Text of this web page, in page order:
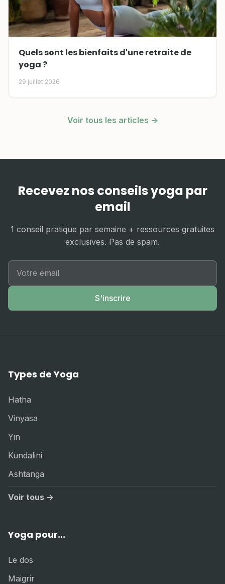
Quels sont les bienfaits d'une retraite de
yoga ?
29 juillet 2026
Voir tous les articles →
Recevez nos conseils yoga par
email
1 conseil pratique par semaine + ressources gratuites
exclusives. Pas de spam.
S'inscrire
Types de Yoga
Hatha
Vinyasa
Yin
Kundalini
Ashtanga
Voir tous →
Yoga pour...
Le dos
Maigrir